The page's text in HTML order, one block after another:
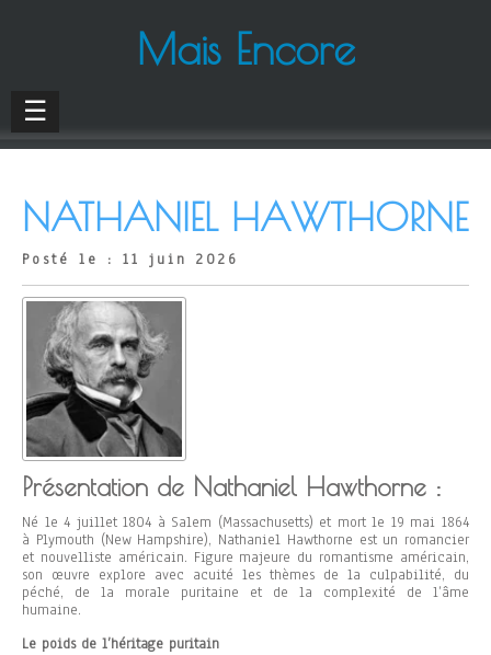
Mais Encore
☰
NATHANIEL HAWTHORNE
Posté le : 11 juin 2026
Présentation de Nathaniel Hawthorne :
Né le 4 juillet 1804 à Salem (Massachusetts) et mort le 19 mai 1864
à Plymouth (New Hampshire), Nathaniel Hawthorne est un romancier
et nouvelliste américain. Figure majeure du romantisme américain,
son œuvre explore avec acuité les thèmes de la culpabilité, du
péché, de la morale puritaine et de la complexité de l’âme
humaine.
Le poids de l’héritage puritain